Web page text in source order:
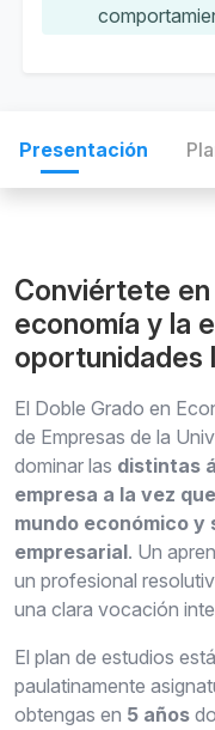
Presentación
Conviértete
economía y la
oportunidades
El Doble Grado en
de Empresas de la
dominar las distintas
empresa a la vez
mundo económico
empresarial. Un
un profesional
una clara vocación
El plan de estudios
paulatinamente
obtengas en 5 años